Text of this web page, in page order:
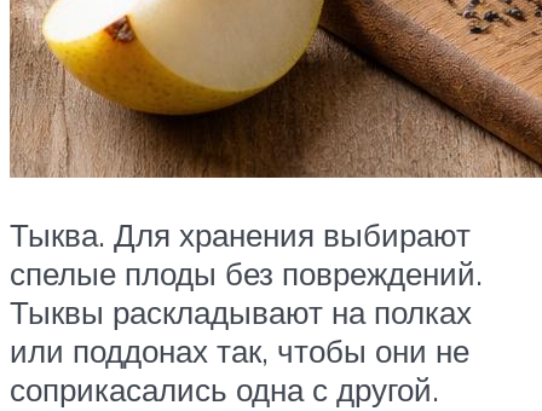
Тыква. Для хранения выбирают
спелые плоды без повреждений.
Тыквы раскладывают на полках
или поддонах так, чтобы они не
соприкасались одна с другой.